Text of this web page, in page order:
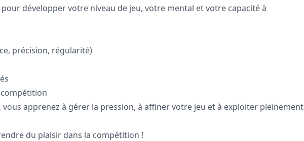
développer votre niveau de jeu, votre mental et votre capacité à
précision, régularité)
apprenez à gérer la pression, à affiner votre jeu et à exploiter pleinement
du plaisir dans la compétition !